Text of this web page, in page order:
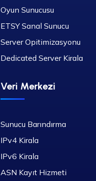
Oyun Sunucusu
ETSY Sanal Sunucu
Server Opitimizasyonu
Dedicated Server Kirala
Veri Merkezi
Sunucu Barındırma
IPv4 Kirala
IPv6 Kirala
ASN Kayıt Hizmeti